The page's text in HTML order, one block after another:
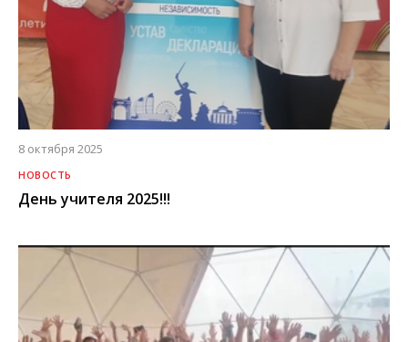
8 октября 2025
НОВОСТЬ
День учителя 2025!!!